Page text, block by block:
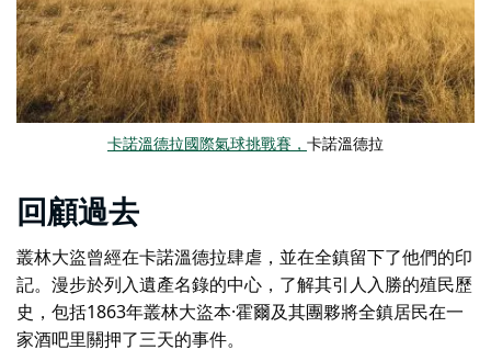
卡諾溫德拉國際氣球挑戰賽， 卡諾溫德拉
回顧過去
叢林大盜曾經在卡諾溫德拉肆虐，並在全鎮留下了他們的印
記。漫步於列入遺產名錄的中心，了解其引人入勝的殖民歷
史，包括1863年叢林大盜本·霍爾及其團夥將全鎮居民在一
家酒吧里關押了三天的事件。